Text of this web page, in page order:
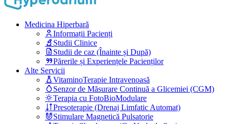
Medicina Hiperbară
Informații Pacienți
Studii Clinice
Studii de caz (Înainte și După)
Părerile și Experiențele Pacienților
Alte Servicii
VitaminoTerapie Intravenoasă
Senzor de Măsurare Continuă a Glicemiei (CGM)
Terapia cu FotoBioModulare
Presoterapie (Drenaj Limfatic Automat)
Stimulare Magnetică Pulsatorie